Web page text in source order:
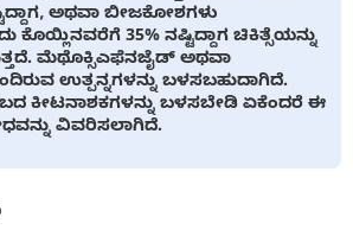
ಅಥವಾ ಬೀಜಕೋಶಗಳು
ಕೊಯ್ಲಿನವರೆಗೆ 35% ನಷ್ಟಿದ್ದಾಗ ಚಿಕಿತ್ಸೆಯನ್ನು
ಮೆಥೊಕ್ಸಿಎಫೆನಜೈಡ್ ಅಥವಾ
ಉತ್ಪನ್ನಗಳನ್ನು ಬಳಸಬಹುದಾಗಿದೆ.
ಕೀಟನಾಶಕಗಳನ್ನು ಬಳಸಬೇಡಿ ಏಕೆಂದರೆ ಈ
ವಿವರಿಸಲಾಗಿದೆ.